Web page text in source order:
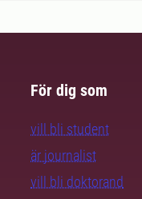
För dig som
vill bli student
är journalist
vill bli doktorand